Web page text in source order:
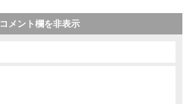
コメント欄を非表示